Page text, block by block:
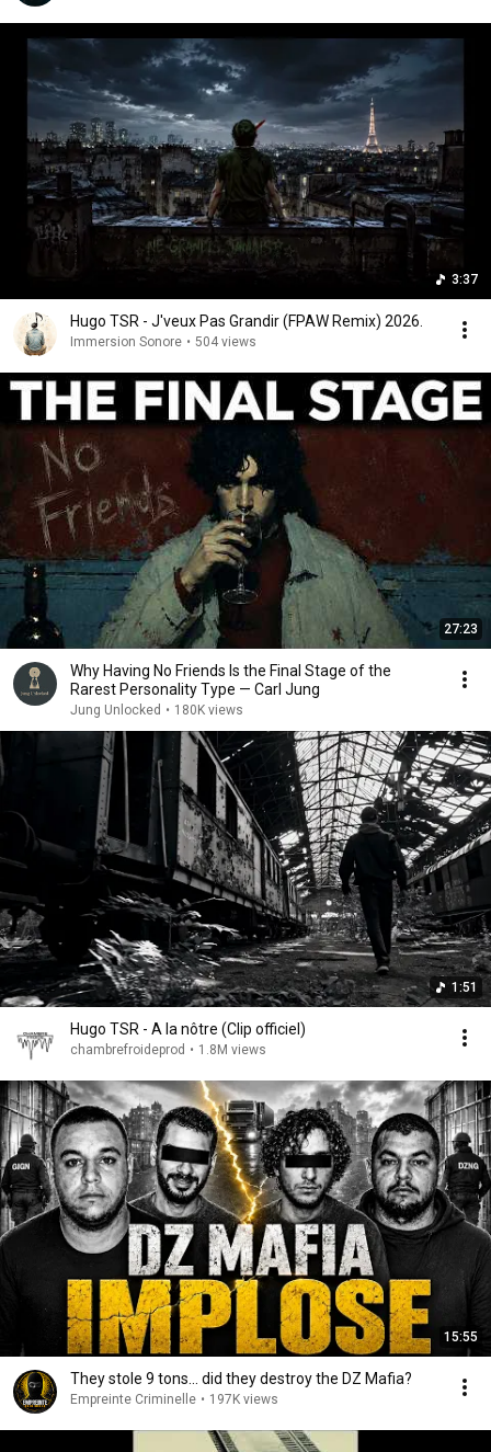
3:37
Hugo TSR - J'veux Pas Grandir (FPAW Remix) 2026.
Immersion Sonore • 504 views
27:23
Why Having No Friends Is the Final Stage of the
Rarest Personality Type — Carl Jung
Jung Unlocked • 180K views
1:51
Hugo TSR - A la nôtre (Clip officiel)
chambrefroideprod • 1.8M views
15:55
They stole 9 tons... did they destroy the DZ Mafia?
Empreinte Criminelle • 197K views